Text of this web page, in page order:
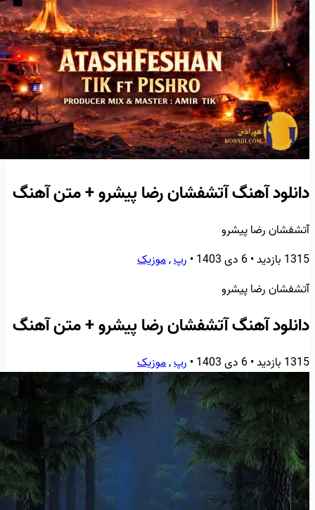
دانلود آهنگ آتشفشان رضا پیشرو + متن آهنگ
آتشفشان رضا پیشرو
1315 بازدید
•6 دی 1403 • رپ,موزیک
آتشفشان رضا پیشرو
دانلود آهنگ آتشفشان رضا پیشرو + متن آهنگ
1315 بازدید •6 دی 1403 • رپ,موزیک